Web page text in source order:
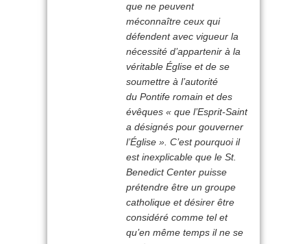
que ne peuvent
méconnaître ceux qui
défendent avec vigueur la
nécessité d’appartenir à la
véritable Église et de se
soumettre à l’autorité
du Pontife romain et des
évêques « que l’Esprit-Saint
a désignés pour gouverner
l’Église ». C’est pourquoi il
est inexplicable que le St.
Benedict Center puisse
prétendre être un groupe
catholique et désirer être
considéré comme tel et
qu’en même temps il ne se